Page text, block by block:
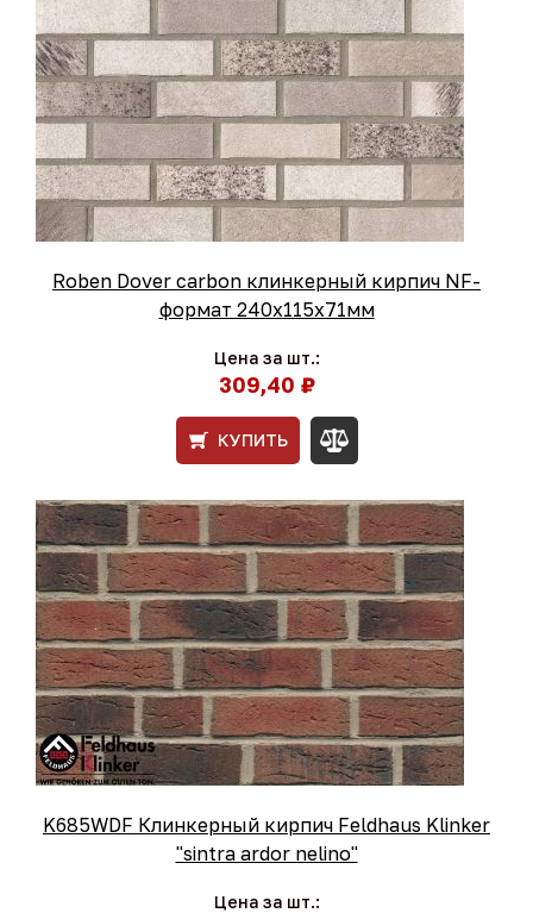
Roben Dover carbon клинкерный кирпич NF-
формат 240x115x71мм
Цена за шт.:
309,40 ₽
КУПИТЬ
K685WDF Клинкерный кирпич Feldhaus Klinker
"sintra ardor nelino"
Цена за шт.: